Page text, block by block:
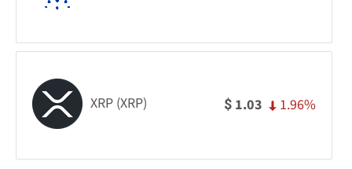
XRP (XRP) $ 1.03 1.96%